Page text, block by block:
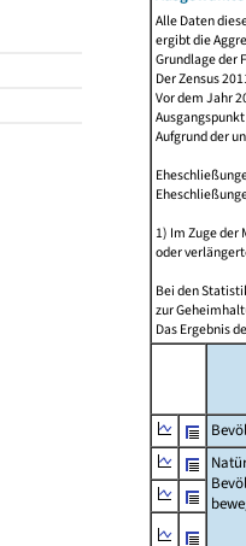
Alle Daten
ergibt die
Grundlage der
Der Zensus
Vor dem Jahr
Aufgrund der
1) Im Zuge
oder
Bei den
zur
Das Ergebnis